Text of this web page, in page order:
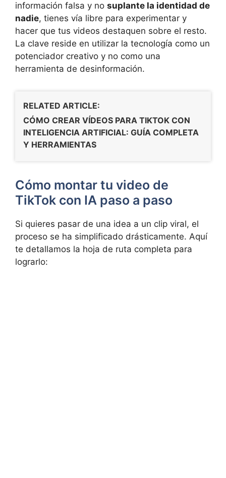
información falsa y no suplante la identidad de
nadie, tienes vía libre para experimentar y
hacer que tus videos destaquen sobre el resto.
La clave reside en utilizar la tecnología como un
potenciador creativo y no como una
herramienta de desinformación.
RELATED ARTICLE:
CÓMO CREAR VÍDEOS PARA TIKTOK CON
INTELIGENCIA ARTIFICIAL: GUÍA COMPLETA
Y HERRAMIENTAS
Cómo montar tu video de
TikTok con IA paso a paso
Si quieres pasar de una idea a un clip viral, el
proceso se ha simplificado drásticamente. Aquí
te detallamos la hoja de ruta completa para
lograrlo: